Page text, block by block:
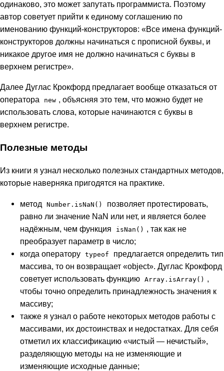
одинаково, это может запутать программиста. Поэтому
автор советует прийти к единому соглашению по
именованию функций-конструкторов: «Все имена функций-
конструкторов должны начинаться с прописной буквы, и
никакое другое имя не должно начинаться с буквы в
верхнем регистре».
Далее Дуглас Крокфорд предлагает вообще отказаться от
оператора
new , объясняя это тем, что можно будет не
использовать слова, которые начинаются с буквы в
верхнем регистре.
Полезные методы
Из книги я узнал несколько полезных стандартных методов,
которые наверняка пригодятся на практике.
метод Number.isNaN()
позволяет протестировать,
равно ли значение NaN или нет, и является более
надёжным, чем функция
isNan()
, так как не
преобразует параметр в число;
когда оператору typeof
предлагается определить тип
массива, то он возвращает «object». Дуглас Крокфорд
советует использовать функцию Array.isArray()
чтобы точно определить принадлежность значения к
массиву;
также я узнал о работе некоторых методов работы с
массивами, их достоинствах и недостатках. Для себя
отметил их классификацию «чистый — нечистый»,
разделяющую методы на не изменяющие и
изменяющие исходные данные;